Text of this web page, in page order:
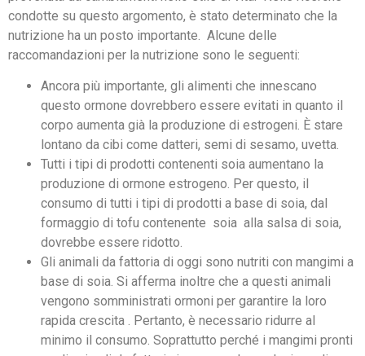
condotte su questo argomento, è stato determinato che la
nutrizione ha un posto importante. Alcune delle
raccomandazioni per la nutrizione sono le seguenti:
Ancora più importante, gli alimenti che innescano
questo ormone dovrebbero essere evitati in quanto il
corpo aumenta già la produzione di estrogeni. È stare
lontano da cibi come datteri, semi di sesamo, uvetta.
Tutti i tipi di prodotti contenenti soia aumentano la
produzione di ormone estrogeno. Per questo, il
consumo di tutti i tipi di prodotti a base di soia, dal
formaggio di tofu contenente soia alla salsa di soia,
dovrebbe essere ridotto.
Gli animali da fattoria di oggi sono nutriti con mangimi a
base di soia. Si afferma inoltre che a questi animali
vengono somministrati ormoni per garantire la loro
rapida crescita . Pertanto, è necessario ridurre al
minimo il consumo. Soprattutto perché i mangimi pronti